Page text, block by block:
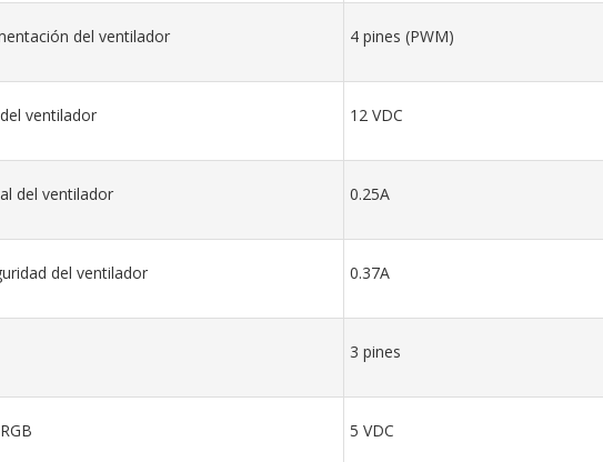
del ventilador 4 pines (PWM)
ventilador 12 VDC
del ventilador 0.25A
del ventilador 0.37A
3 pines
5 VDC